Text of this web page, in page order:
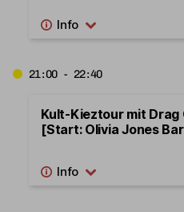
21:00 - 22:40
Kult-Kieztour mit Drag
[Start: Olivia Jones